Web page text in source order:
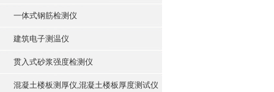
一体式钢筋检测仪
建筑电子测温仪
贯入式砂浆强度检测仪
混凝土楼板测厚仪,混凝土楼板厚度测试仪